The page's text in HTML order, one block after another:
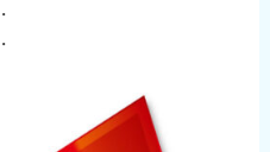
・
・